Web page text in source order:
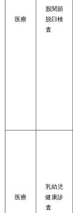
医療
股関節
脱臼検
査
医療
乳幼児
健康診
査